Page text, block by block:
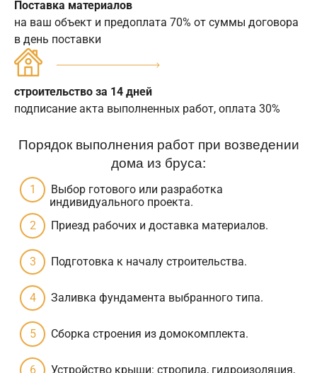
Поставка материалов
на ваш объект и предоплата 70% от суммы договора
в день поставки
строительство за 14 дней
подписание акта выполненных работ, оплата 30%
Порядок выполнения работ при возведении
дома из бруса:
Выбор готового или разработка
индивидуального проекта.
Приезд рабочих и доставка материалов.
Подготовка к началу строительства.
Заливка фундамента выбранного типа.
Сборка строения из домокомплекта.
Устройство крыши: стропила, гидроизоляция,